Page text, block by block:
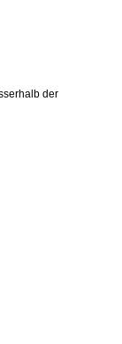
der